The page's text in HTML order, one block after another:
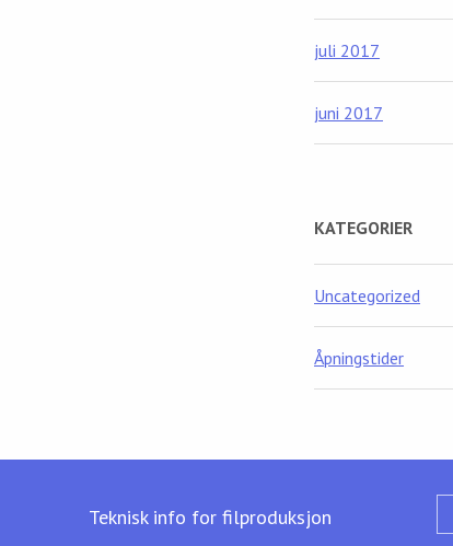
juli 2017
juni 2017
KATEGORIER
Uncategorized
Åpningstider
Teknisk info for filproduksjon